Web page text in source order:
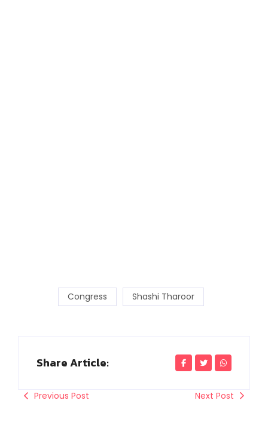
Congress Shashi Tharoor
Share Article:
Previous Post Next Post